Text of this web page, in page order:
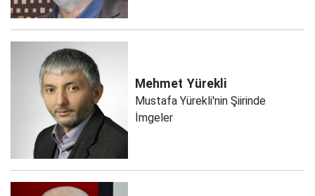
Mehmet Yürekli
Mustafa Yürekli'nin Şiirinde
İmgeler